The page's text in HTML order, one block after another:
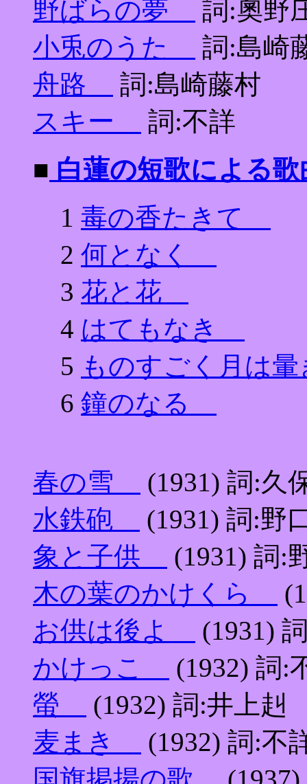
野ばらの夢
詞:奧野
小兎のうた
詞:島崎
舟路
詞:島崎藤村
スキー
詞:不詳
■ 白蓮の短歌による
1 毒の香たきて
2 何となく
3 花と花
4 はてもなき
5 ものすごく月は
6 鐘のなる
春の雪
(1931) 詞:久
水鉄砲
(1931) 詞:野
象と子供
(1931) 詞:
木の葉のかけくら
お供は後よ
(1931)
かけっこ
(1932) 詞:
螢
(1932) 詞:井上赳
麦まき
(1932) 詞:不